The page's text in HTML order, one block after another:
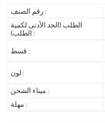
رقم الصنف :
الطلب (الحد الأدنى لكمية
الطلب) :
قسط :
لون :
ميناء الشحن :
مهلة :